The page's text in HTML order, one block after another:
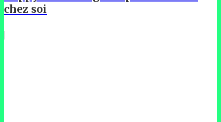
chez soi